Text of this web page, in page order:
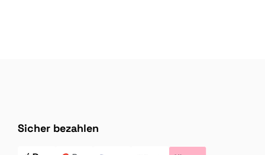
Sicher bezahlen